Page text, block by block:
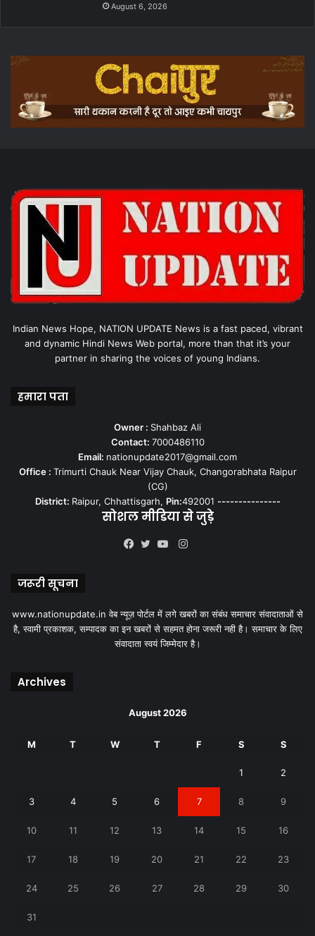
August 6, 2026
Indian News Hope, NATION UPDATE News is a fast paced, vibrant
and dynamic Hindi News Web portal, more than that it’s your
partner in sharing the voices of young Indians.
हमारा पता
Owner : Shahbaz Ali
Contact: 7000486110
Email: nationupdate2017@gmail.com
Office : Trimurti Chauk Near Vijay Chauk, Changorabhata Raipur
(CG)
District: Raipur, Chhattisgarh, Pin:492001 ---------------
सोशल मीडिया से जुड़े
Instagram
जरूरी सूचना
www.nationupdate.in वेब न्यूज़ पोर्टल में लगे खबरों का संबंध समाचार संवादाताओं से
है, स्वामी प्रकाशक, सम्पादक का इन खबरों से सहमत होना जरूरी नही है। समाचार के लिए
संवादाता स्वयं जिम्मेदार है।
Archives
August 2026
M T W T F S S
1 2
3 4 5 6 7 8 9
10 11 12 13 14 15 16
17 18 19 20 21 22 23
24 25 26 27 28 29 30
31